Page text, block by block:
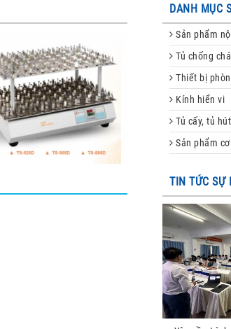
DANH MỤC
Sản phẩm
Tủ chống
Thiết bị
Kính hiển vi
Tủ cấy, tủ
Sản phẩm
TIN TỨC SỰ